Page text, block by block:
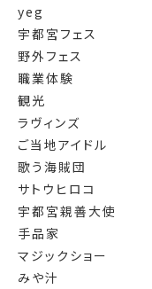
yeg
宇都宮フェス
野外フェス
職業体験
観光
ラヴィンズ
ご当地アイドル
歌う海賊団
サトウヒロコ
宇都宮親善大使
手品家
マジックショー
みや汁